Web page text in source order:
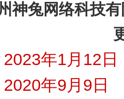
神兔网络科技
年1月12日
年9月9日